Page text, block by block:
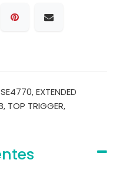
EXTENDED
TOP TRIGGER,